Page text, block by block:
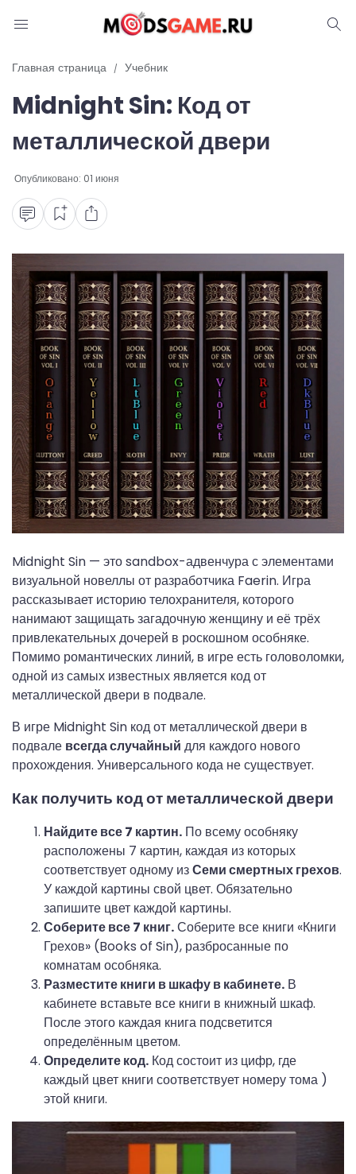
Блог
Читы и коды
Промокоды
Ошибки
Руководства
Roblox
Главная страница Учебник
Midnight Sin: Код от
металлической двери
Опубликовано: 01 июня
Midnight Sin — это sandbox-адвенчура с элементами
визуальной новеллы от разработчика Faerin. Игра
рассказывает историю телохранителя, которого
нанимают защищать загадочную женщину и её трёх
привлекательных дочерей в роскошном особняке.
Помимо романтических линий, в игре есть головоломки,
одной из самых известных является код от
металлической двери в подвале.
В игре Midnight Sin код от металлической двери в
подвале всегда случайный для каждого нового
прохождения. Универсального кода не существует.
Как получить код от металлической двери
Найдите все 7 картин. По всему особняку
расположены 7 картин, каждая из которых
соответствует одному изСеми смертных грехов.
У каждой картины свой цвет. Обязательно
запишите цвет каждой картины.
Соберите все 7 книг.Соберите все книги «Книги
Грехов» (Books of Sin), разбросанные по
комнатам особняка.
Разместите книги в шкафу в кабинете. В
кабинете вставьте все книги в книжный шкаф.
После этого каждая книга подсветится
определённым цветом.
Определите код. Код состоит из цифр, где
каждый цвет книги соответствует номеру тома )
этой книги.